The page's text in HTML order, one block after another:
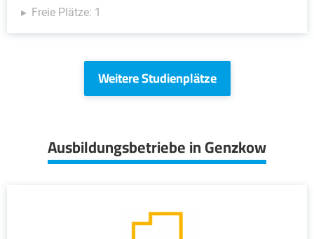
Freie Plätze: 1
Weitere Studienplätze
Ausbildungsbetriebe in Genzkow